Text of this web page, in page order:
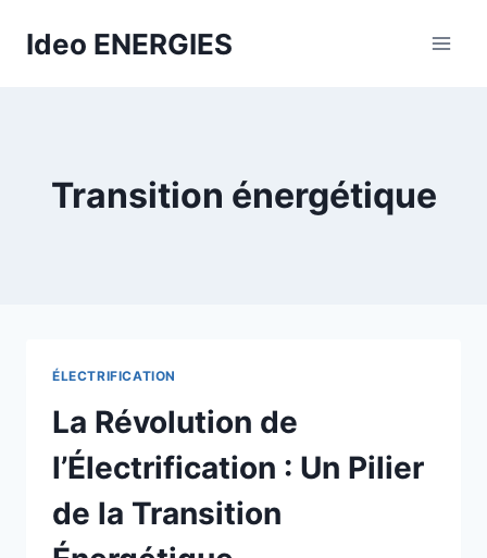
Ideo ENERGIES
Transition énergétique
ÉLECTRIFICATION
La Révolution de
l’Électrification : Un Pilier
de la Transition